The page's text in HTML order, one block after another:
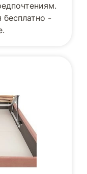
бесплатно -